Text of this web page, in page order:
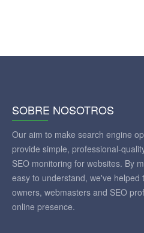
SOBRE NOSOTROS
Our aim to make search engine
provide simple, professional-
SEO monitoring for websites. By
easy to understand, we've
owners, webmasters and SEO
online presence.